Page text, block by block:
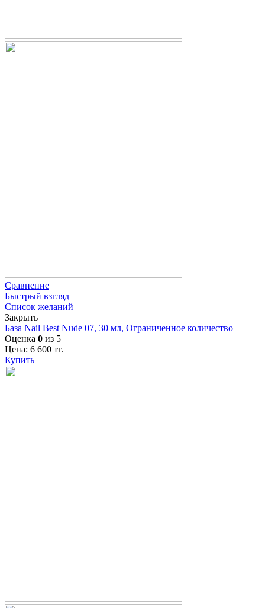
Сравнение
Быстрый взгляд
Список желаний
Закрыть
База Nail Best Nude 07, 30 мл, Ограниченное количество
Оценка 0 из 5
Цена: 6 600 тг.
Купить